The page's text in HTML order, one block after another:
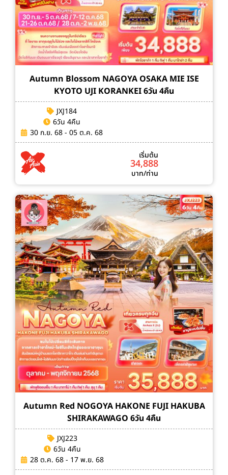
Autumn Blossom NAGOYA OSAKA MIE ISE
KYOTO UJI KORANKEI 6วัน 4คืน
JXJ184
6วัน 4คืน
30 ก.ย. 68 - 05 ต.ค. 68
เริ่มต้น
34,888
บาท/ท่าน
Autumn Red NOGOYA HAKONE FUJI HAKUBA
SHIRAKAWAGO 6วัน 4คืน
JXJ223
6วัน 4คืน
28 ต.ค. 68 - 17 พ.ย. 68